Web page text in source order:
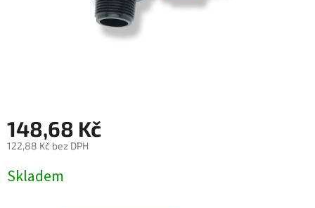
148,68 Kč
122,88 Kč bez DPH
cena:
Skladem